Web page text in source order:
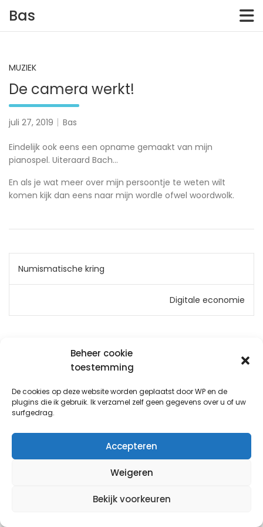
Beheer cookie
toestemming
De cookies op deze website worden geplaatst door WP en de
plugins die ik gebruik. Ik verzamel zelf geen gegevens over u of uw
surfgedrag.
Accepteren
Weigeren
Bekijk voorkeuren
content
Bas
MUZIEK
De camera werkt!
juli 27, 2019 Bas
Eindelijk ook eens een opname gemaakt van mijn
pianospel. Uiteraard Bach…
En als je wat meer over mijn persoontje te weten wilt
komen kijk dan eens naar mijn wordle ofwel woordwolk.
Bericht
navigatie
Numismatische kring
Digitale economie
Copyright © 2026Bas Theme by: